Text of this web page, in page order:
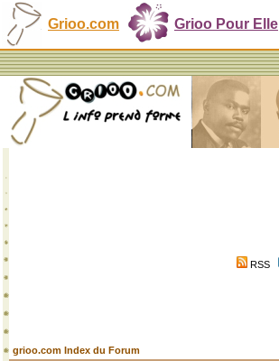
Grioo.com Grioo Pour Elle
RSS
grioo.com Index du Forum